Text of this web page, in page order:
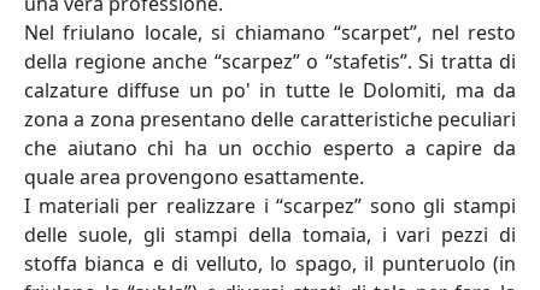
Nel friulano locale, si chiamano “scarpet”, nel resto
della regione anche “scarpez” o “stafetis”. Si tratta di
calzature diffuse un po' in tutte le Dolomiti, ma da
zona a zona presentano delle caratteristiche peculiari
che aiutano chi ha un occhio esperto a capire da
quale area provengono esattamente.
I materiali per realizzare i “scarpez” sono gli stampi
delle suole, gli stampi della tomaia, i vari pezzi di
stoffa bianca e di velluto, lo spago, il punteruolo (in